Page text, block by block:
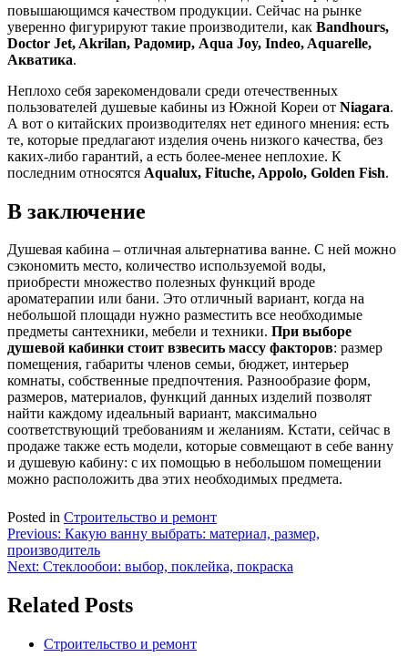
повышающимся качеством продукции. Сейчас на рынке
уверенно фигурируют такие производители, как Bandhours,
Doctor Jet, Akrilan, Радомир, Aqua Joy, Indeo, Aquarelle,
Акватика.
Неплохо себя зарекомендовали среди отечественных
пользователей душевые кабины из Южной Кореи от Niagara.
А вот о китайских производителях нет единого мнения: есть
те, которые предлагают изделия очень низкого качества, без
каких-либо гарантий, а есть более-менее неплохие. К
последним относятся Aqualux, Fituche, Appolo, Golden Fish.
В заключение
Душевая кабина – отличная альтернатива ванне. С ней можно
сэкономить место, количество используемой воды,
приобрести множество полезных функций вроде
ароматерапии или бани. Это отличный вариант, когда на
небольшой площади нужно разместить все необходимые
предметы сантехники, мебели и техники. При выборе
душевой кабинки стоит взвесить массу факторов: размер
помещения, габариты членов семьи, бюджет, интерьер
комнаты, собственные предпочтения. Разнообразие форм,
размеров, материалов, функций данных изделий позволят
найти каждому идеальный вариант, максимально
соответствующий требованиям и желаниям. Кстати, сейчас в
продаже также есть модели, которые совмещают в себе ванну
и душевую кабину: с их помощью в небольшом помещении
можно расположить два этих необходимых предмета.
Posted in Строительство и ремонт
Навигация
по
Previous: Какую ванну выбрать: материал, размер,
производитель
Next: Стеклообои: выбор, поклейка, покраска
Related Posts
Строительство и ремонт